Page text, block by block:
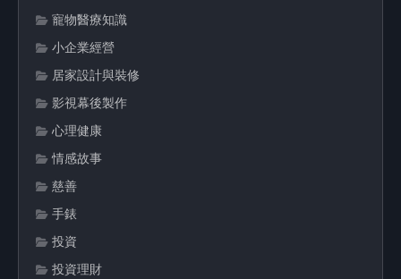
寵物醫療知識
小企業經營
居家設計與裝修
影視幕後製作
心理健康
情感故事
慈善
手錶
投資
投資理財